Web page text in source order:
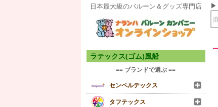
日本最大級のバルーン＆グッズ専門店
ラテックス(ゴム)風船
== ブランドで選ぶ ==
センペルテックス
タフテックス